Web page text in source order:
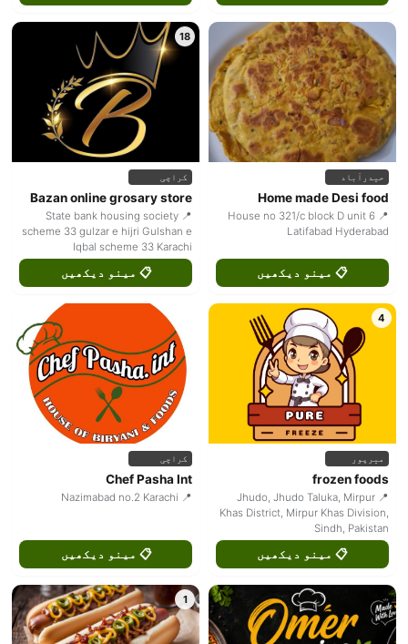
حیدرآباد
Home made Desi food
📍 House no 321/c block D unit 6
Latifabad Hyderabad
📋 مینو دیکھیں
18
کراچی
Bazan online grosary store
📍 State bank housing society
scheme 33 gulzar e hijri Gulshan e
Iqbal scheme 33 Karachi
📋 مینو دیکھیں
4
میرپور
frozen foods
📍 Jhudo, Jhudo Taluka, Mirpur
Khas District, Mirpur Khas Division,
Sindh, Pakistan
📋 مینو دیکھیں
کراچی
Chef Pasha Int
📍 Nazimabad no.2 Karachi
📋 مینو دیکھیں
1